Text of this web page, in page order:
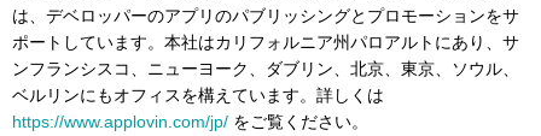
は、デベロッパーのアプリのパブリッシングとプロモーションをサ
ポートしています。本社はカリフォルニア州パロアルトにあり、サ
ンフランシスコ、ニューヨーク、ダブリン、北京、東京、ソウル、
ベルリンにもオフィスを構えています。詳しくは
https://www.applovin.com/jp/ をご覧ください。